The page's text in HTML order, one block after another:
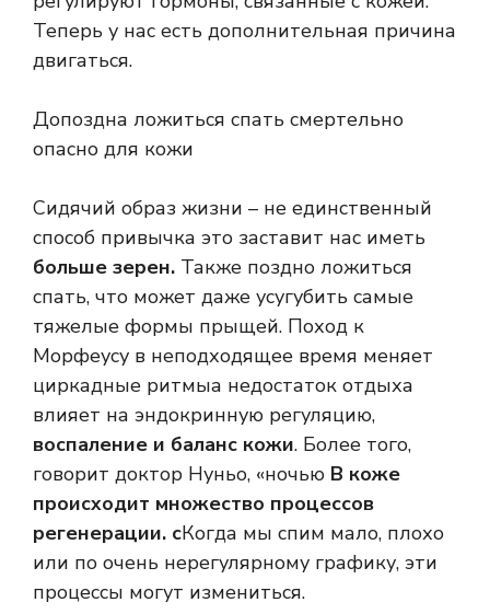
Теперь у нас есть дополнительная причина
двигаться.
Допоздна ложиться спать смертельно
опасно для кожи
Сидячий образ жизни – не единственный
способ привычка это заставит нас иметь
больше зерен. Также поздно ложиться
спать, что может даже усугубить самые
тяжелые формы прыщей. Поход к
Морфеусу в неподходящее время меняет
циркадные ритмыа недостаток отдыха
влияет на эндокринную регуляцию,
воспаление и баланс кожи. Более того,
говорит доктор Нуньо, «ночью В коже
происходит множество процессов
регенерации. сКогда мы спим мало, плохо
или по очень нерегулярному графику, эти
процессы могут измениться.